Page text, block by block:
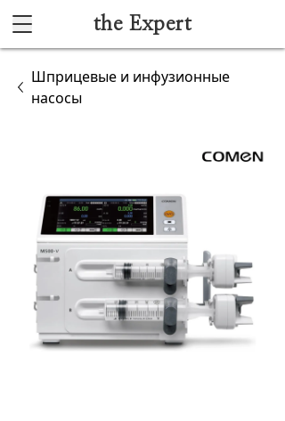
the Expert
Акушерство и гинекология
Лучевая диагностика
Ультразвуковая диагностика
Офтальмологическое оборудование
Хирургическое оборудование
Шприцевые и инфузионные
насосы